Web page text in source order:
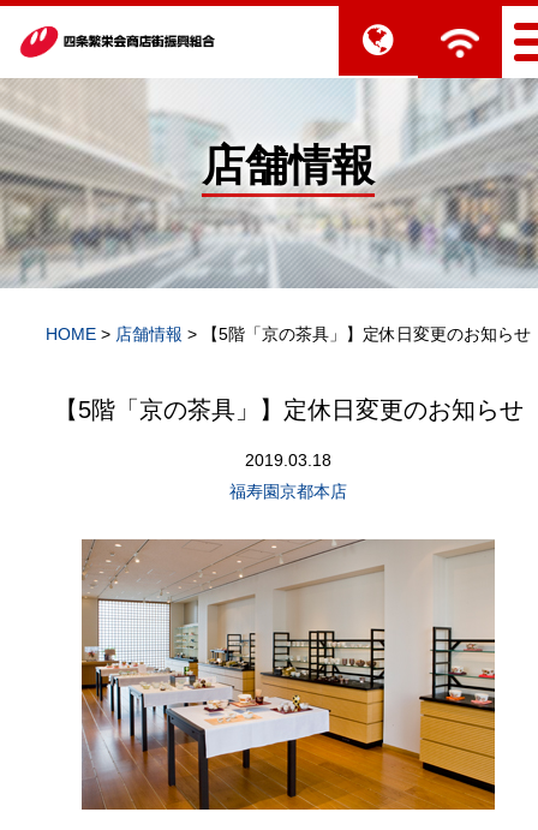
店舗情報
HOME > 店舗情報 > 【5階「京の茶具」】定休日変更のお知らせ
【5階「京の茶具」】定休日変更のお知らせ
2019.03.18
福寿園京都本店